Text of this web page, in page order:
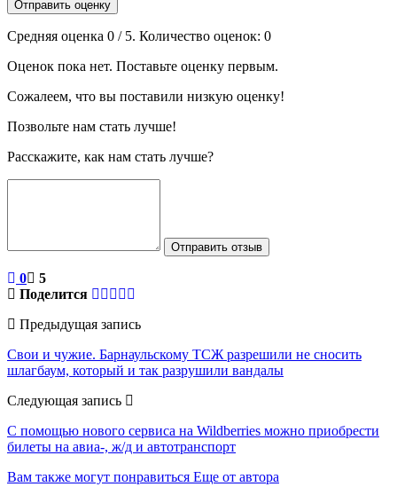
Отправить оценку
Средняя оценка 0 / 5. Количество оценок: 0
Оценок пока нет. Поставьте оценку первым.
Сожалеем, что вы поставили низкую оценку!
Позвольте нам стать лучше!
Расскажите, как нам стать лучше?
Отправить отзыв
0
5
Поделится
Предыдущая запись
Свои и чужие. Барнаульскому ТСЖ разрешили не сносить
шлагбаум, который и так разрушили вандалы
Следующая запись
С помощью нового сервиса на Wildberries можно приобрести
билеты на авиа-, ж/д и автотранспорт
Вам также могут понравиться Еще от автора